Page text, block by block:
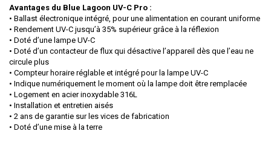
Avantages du Blue Lagoon UV-C Pro :
• Ballast électronique intégré, pour une alimentation en courant uniforme
• Rendement UV-C jusqu’à 35% supérieur grâce à la réflexion
• Doté d’une lampe UV-C
• Doté d’un contacteur de flux qui désactive l’appareil dès que l’eau ne
circule plus
• Compteur horaire réglable et intégré pour la lampe UV-C
• Indique numériquement le moment où la lampe doit être remplacée
• Logement en acier inoxydable 316L
• Installation et entretien aisés
• 2 ans de garantie sur les vices de fabrication
• Doté d’une mise à la terre